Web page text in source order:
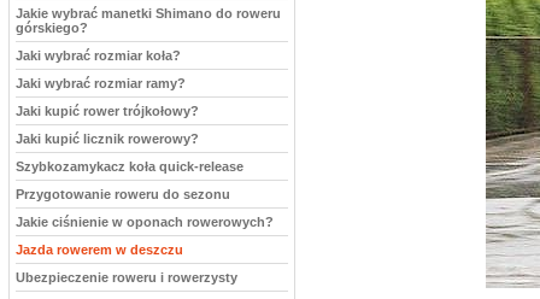
Jakie wybrać manetki Shimano do roweru
górskiego?
Jaki wybrać rozmiar koła?
Jaki wybrać rozmiar ramy?
Jaki kupić rower trójkołowy?
Jaki kupić licznik rowerowy?
Szybkozamykacz koła quick-release
Przygotowanie roweru do sezonu
Jakie ciśnienie w oponach rowerowych?
Jazda rowerem w deszczu
Ubezpieczenie roweru i rowerzysty